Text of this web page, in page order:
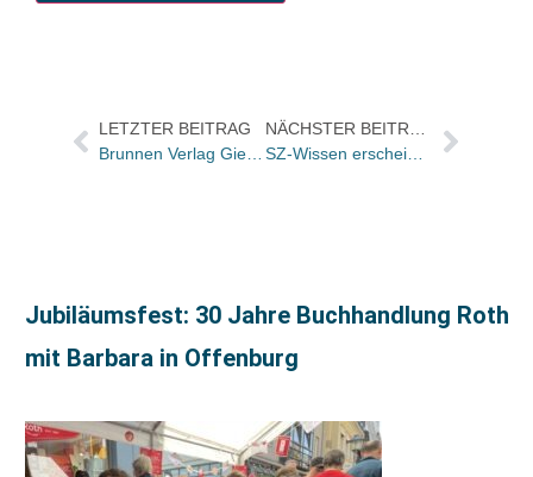
LETZTER BEITRAG
Brunnen Verlag Gießen will Geschenkbuch ausbauen
Jubiläumsfest: 30 Jahre Buchhandlung Roth
mit Barbara in Offenburg